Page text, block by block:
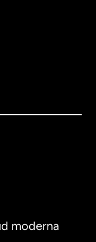
moderna